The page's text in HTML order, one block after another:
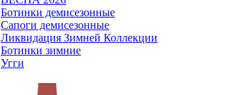
Ботинки демисезонные
Сапоги демисезонные
Ликвидация Зимней Коллекции
Ботинки зимние
Угги